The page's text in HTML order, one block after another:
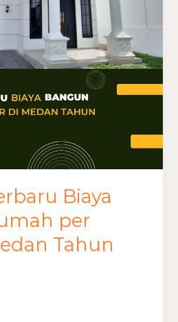
Biaya
per
Tahun